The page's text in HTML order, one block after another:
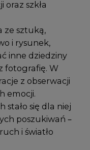
oraz szkła
ze sztuką,
i rysunek,
inne dziedziny
fotografię. W
z obserwacji
emocji.
stało się dla niej
poszukiwań –
i światło